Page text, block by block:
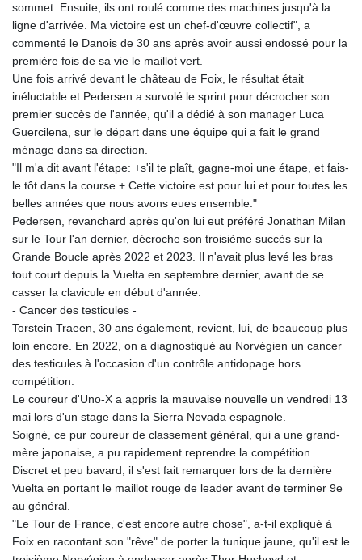
sommet. Ensuite, ils ont roulé comme des machines jusqu'à la
ligne d'arrivée. Ma victoire est un chef-d'œuvre collectif", a
commenté le Danois de 30 ans après avoir aussi endossé pour la
première fois de sa vie le maillot vert.
Une fois arrivé devant le château de Foix, le résultat était
inéluctable et Pedersen a survolé le sprint pour décrocher son
premier succès de l'année, qu'il a dédié à son manager Luca
Guercilena, sur le départ dans une équipe qui a fait le grand
ménage dans sa direction.
"Il m'a dit avant l'étape: +s'il te plaît, gagne-moi une étape, et fais-
le tôt dans la course.+ Cette victoire est pour lui et pour toutes les
belles années que nous avons eues ensemble."
Pedersen, revanchard après qu'on lui eut préféré Jonathan Milan
sur le Tour l'an dernier, décroche son troisième succès sur la
Grande Boucle après 2022 et 2023. Il n'avait plus levé les bras
tout court depuis la Vuelta en septembre dernier, avant de se
casser la clavicule en début d'année.
- Cancer des testicules -
Torstein Traeen, 30 ans également, revient, lui, de beaucoup plus
loin encore. En 2022, on a diagnostiqué au Norvégien un cancer
des testicules à l'occasion d'un contrôle antidopage hors
compétition.
Le coureur d'Uno-X a appris la mauvaise nouvelle un vendredi 13
mai lors d'un stage dans la Sierra Nevada espagnole.
Soigné, ce pur coureur de classement général, qui a une grand-
mère japonaise, a pu rapidement reprendre la compétition.
Discret et peu bavard, il s'est fait remarquer lors de la dernière
Vuelta en portant le maillot rouge de leader avant de terminer 9e
au général.
"Le Tour de France, c'est encore autre chose", a-t-il expliqué à
Foix en racontant son "rêve" de porter la tunique jaune, qu'il est le